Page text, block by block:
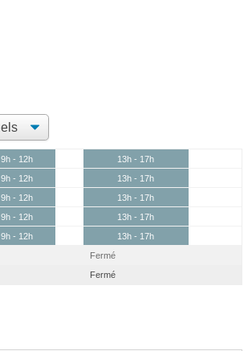
9h - 12h
13h - 17h
9h - 12h
13h - 17h
9h - 12h
13h - 17h
9h - 12h
13h - 17h
9h - 12h
13h - 17h
Fermé
Fermé